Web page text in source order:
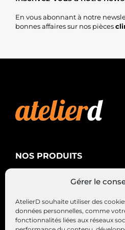
Gérer le
AtelierD souhaite utiliser des
données personnelles, comme
fonctionnalités liées aux réseaux
En vous abonnant à notre
bonnes affaires sur nos pièces
NOS PRODUITS
Alternateurs – Démarreurs